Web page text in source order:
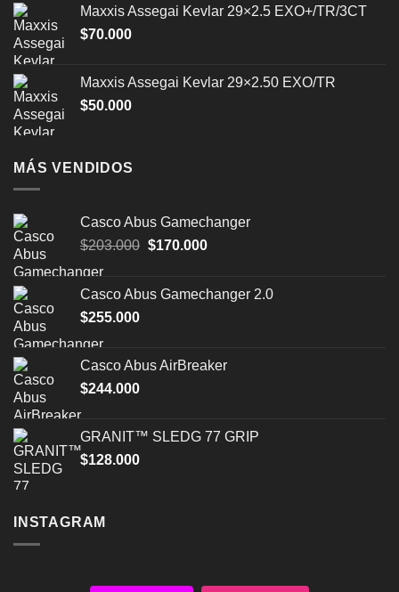
Maxxis Assegai Kevlar 29×2.5 EXO+/TR/3CT
$70.000
Maxxis Assegai Kevlar 29×2.50 EXO/TR
$50.000
MÁS VENDIDOS
Casco Abus Gamechanger
$203.000 El
era:
$170.000El
es:
Casco Abus Gamechanger 2.0
$255.000
Casco Abus AirBreaker
$244.000
GRANIT™ SLEDG 77 GRIP
$128.000
INSTAGRAM